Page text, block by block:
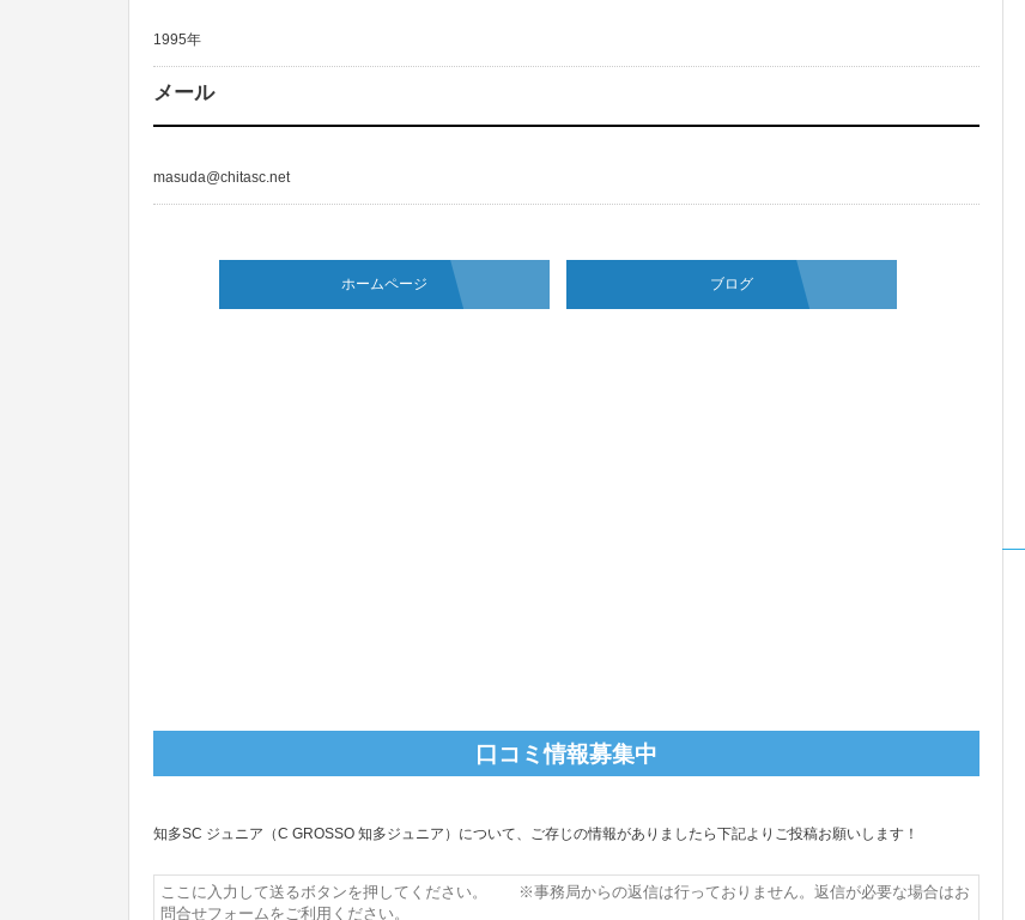
1995年
メール
masuda@chitasc.net
ホームページ ブログ
口コミ情報募集中
知多SC ジュニア（C GROSSO 知多ジュニア）について、ご存じの情報がありましたら下記よりご投稿お願いします！